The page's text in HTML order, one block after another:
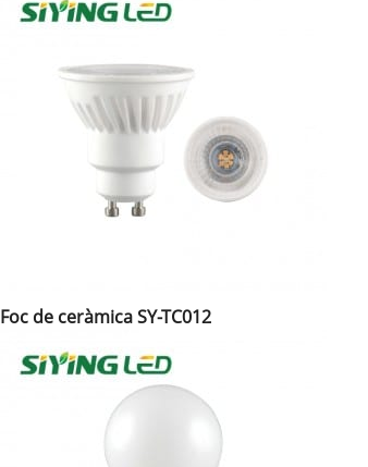
Foc de ceràmica SY-TC012